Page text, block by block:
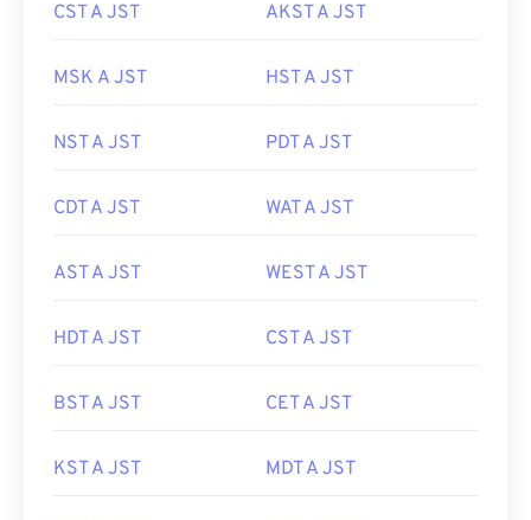
CST A JST AKST A JST
MSK A JST HST A JST
NST A JST PDT A JST
CDT A JST WAT A JST
AST A JST WEST A JST
HDT A JST CST A JST
BST A JST CET A JST
KST A JST MDT A JST